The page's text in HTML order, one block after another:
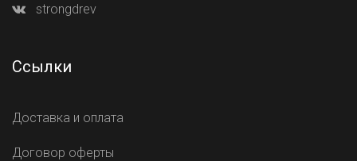
strongdrev
Ссылки
Доставка и оплата
Договор оферты